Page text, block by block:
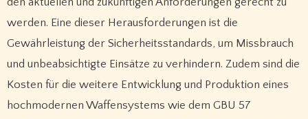
werden. Eine dieser Herausforderungen ist die
Gewährleistung der Sicherheitsstandards, um Missbrauch
und unbeabsichtigte Einsätze zu verhindern. Zudem sind die
Kosten für die weitere Entwicklung und Produktion eines
hochmodernen Waffensystems wie dem GBU 57